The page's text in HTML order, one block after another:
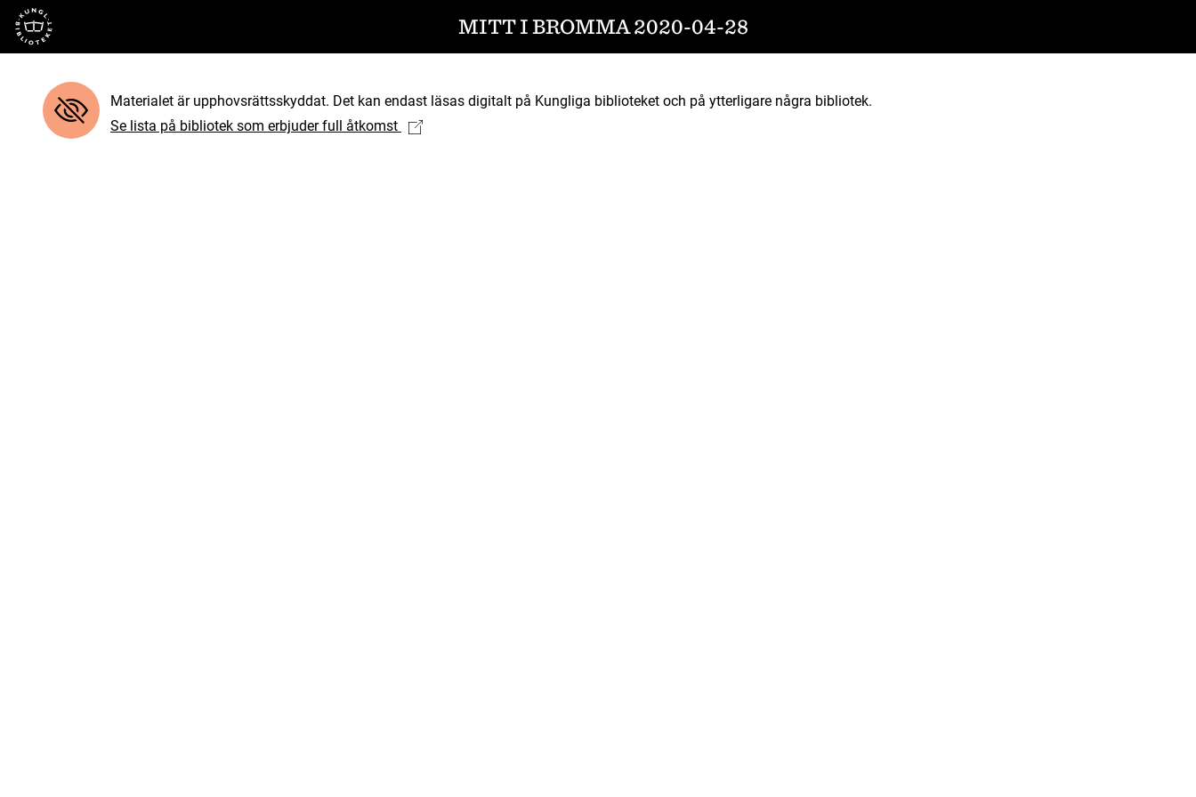
Till startsidan MITT I BROMMA 2020-04-28
Materialet är upphovsrättsskyddat. Det kan endast läsas digitalt på Kungliga biblioteket och på ytterligare några bibliotek.
Se lista på bibliotek som erbjuder full åtkomst